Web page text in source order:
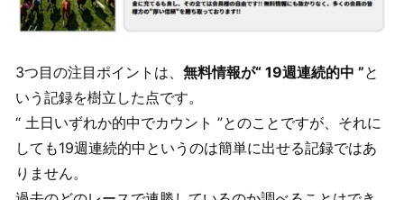
3つ目の注目ポイントは、 無料情報が“ 19週連続的中 ”と
いう記録を樹立した点です。
“ 土日いずれか的中でカウント ”とのことですが、それに
しても19週連続的中というのは簡単に出せる記録ではあ
りません。